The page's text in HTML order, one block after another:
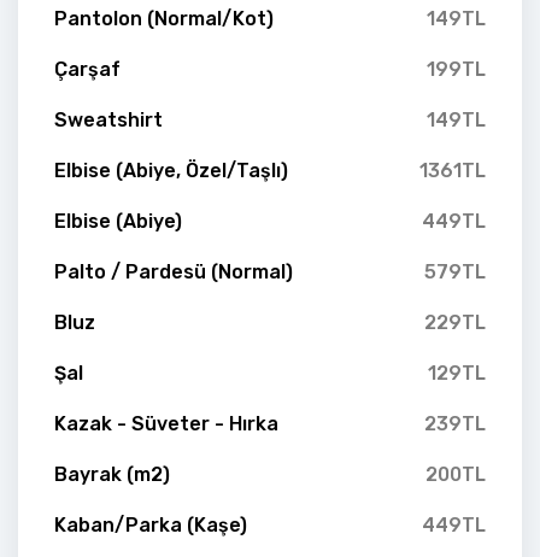
Pantolon (Normal/Kot) 149TL
Çarşaf 199TL
Sweatshirt 149TL
Elbise (Abiye, Özel/Taşlı) 1361TL
Elbise (Abiye) 449TL
Palto / Pardesü (Normal) 579TL
Bluz 229TL
Şal 129TL
Kazak - Süveter - Hırka 239TL
Bayrak (m2) 200TL
Kaban/Parka (Kaşe) 449TL